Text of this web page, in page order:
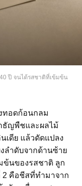
ปี จนได้รสชาติที่เข้มข้น
ทอดก้อนกลม
ธัญพืชและผลไม้
เดีย แล้วดัดแปลง
ลำดับจากด้านซ้าย
ข้นของรสชาติ ลูก
คือชีสที่ทำมาจาก